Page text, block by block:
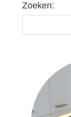
Zoeken: